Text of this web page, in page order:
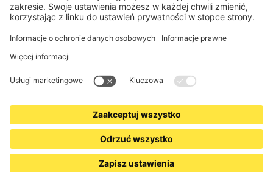
Informacje prawne
Ogólne warunki sprzedaży
Prywatność i ochrona danych
Informacje o utylizacji baterii i sprzętu elektronicznego (BattG /
Warunki gwarancji
Ustawienia plików cookie
www.jalousiescout.de • www.jalousiescout.at
www.domondo.es
• www.domondo.fr • www.domondo.it • www.domondo.pl
© 2026 Schoenberger Germany Enterprises GmbH & Co KG. Wszelkie prawa